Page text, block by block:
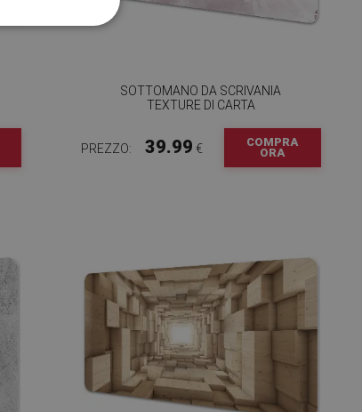
SOTTOMANO DA SCRIVANIA
TEXTURE DI CARTA
PREZZO: 39.99 €
COMPRA
ORA